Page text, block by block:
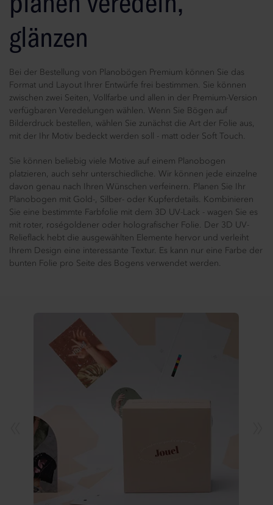
glänzen
Bei der Bestellung von Planobögen Premium können Sie das
Format und Layout Ihrer Entwürfe frei bestimmen. Sie können
zwischen zwei Seiten, Vollfarbe und allen in der Premium-Version
verfügbaren Veredelungen wählen. Wenn Sie Bögen auf
Bilderdruck bestellen, wählen Sie zunächst die Art der Folie aus,
mit der Ihr Motiv bedeckt werden soll - matt oder Soft Touch.
Sie können beliebig viele Motive auf einem Planobogen
platzieren, auch sehr unterschiedliche. Wir können jede einzelne
davon genau nach Ihren Wünschen verfeinern. Planen Sie Ihr
Planobogen mit Gold-, Silber- oder Kupferdetails. Kombinieren
Sie eine bestimmte Farbfolie mit dem 3D UV-Lack - wagen Sie es
mit roter, roségoldener oder holografischer Folie. Der 3D UV-
Relieflack hebt die ausgewählten Elemente hervor und verleiht
Ihrem Design eine interessante Textur. Es kann nur eine Farbe der
bunten Folie pro Seite des Bogens verwendet werden.